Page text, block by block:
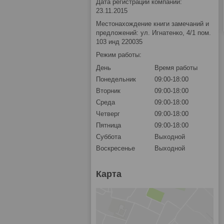
Дата регистрации компании:
23.11.2015
Местонахождение книги замечаний и
предложений: ул. Игнатенко, 4/1 пом.
103 инд 220035
Режим работы:
День
Время работы
Понедельник
09:00-18:00
Вторник
09:00-18:00
Среда
09:00-18:00
Четверг
09:00-18:00
Пятница
09:00-18:00
Суббота
Выходной
Воскресенье
Выходной
Карта